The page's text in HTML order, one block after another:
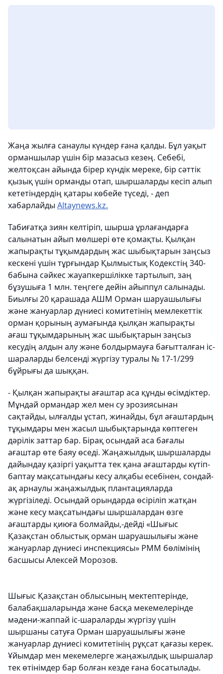
Жаңа жылға санаулы күндер ғана қалды. Бұл уақыт
орманшылар үшін бір мазасыз кезең. Себебі,
желтоқсан айында бірер күндік мереке, бір сәттік
қызық үшін орманды отап, шыршаларды кесіп алып
кететіндердің қатары көбейе түседі, - деп
хабарлайды Аltaynews.kz.
Табиғатқа зиян келтіріп, шырша ұрлағандарға
салынатын айып мөлшері өте қомақты. Қылқан
жапырақты тұқымдардың жас шыбықтарын заңсыз
кескені үшін тұрғындар Қылмыстық Кодекстің 340-
бабына сәйкес жауапкершілікке тартылып, заң
бұзушыға 1 млн. теңгеге дейін айыппұл салынады.
Биылғы 20 қарашада АШМ Орман шаруашылығы
және жануарлар дүниесі комитетінің мемлекеттік
орман қорының аумағында қылқан жапырақты
ағаш тұқымдарының жас шыбықтарын заңсыз
кесудің алдын алу және болдырмауға бағытталған іс-
шараларды белсенді жүргізу туралы № 17-1/299
бұйрығы да шыққан.
- Қылқан жапырақты ағаштар аса құнды өсімдіктер.
Мұндай ормандар жел мен су эрозиясынан
сақтайды, ылғалды ұстап, жинайды, бұл ағаштардың
тұқымдары мен жасыл шыбықтарында көптеген
дәрілік заттар бар. Бірақ осындай аса бағалы
ағаштар өте баяу өседі. Жаңажылдық шыршаларды
дайындау қазіргі уақытта тек қана ағаштарды күтіп-
баптау мақсатындағы кесу алқабы есебінен, сондай-
ақ арнаулы жаңажылдық плантацияларда
жүргізіледі. Осындай орындарда өсіріліп жатқан
және кесу мақсатындағы шыршалардан өзге
ағаштарды қиюға болмайды,-дейді «Шығыс
Қазақстан облыстық орман шаруашылығы және
жануарлар дүниесі инспекциясы» РММ бөлімінің
басшысы Алексей Морозов.
Шығыс Қазақстан облысының мектептерінде,
балабақшаларында және басқа мекемелерінде
мәдени-жаппай іс-шараларды жүргізу үшін
шыршаны сатуға Орман шаруашылығы және
жануарлар дүниесі комитетінің рұқсат қағазы керек.
Ұйымдар мен мекемелерге жаңажылдық шыршалар
тек өтінімдер бар болған кезде ғана босатылады.